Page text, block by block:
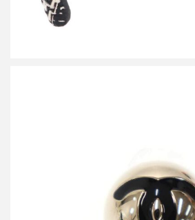
シャネル B25 ココマーク
買取金額20,000円